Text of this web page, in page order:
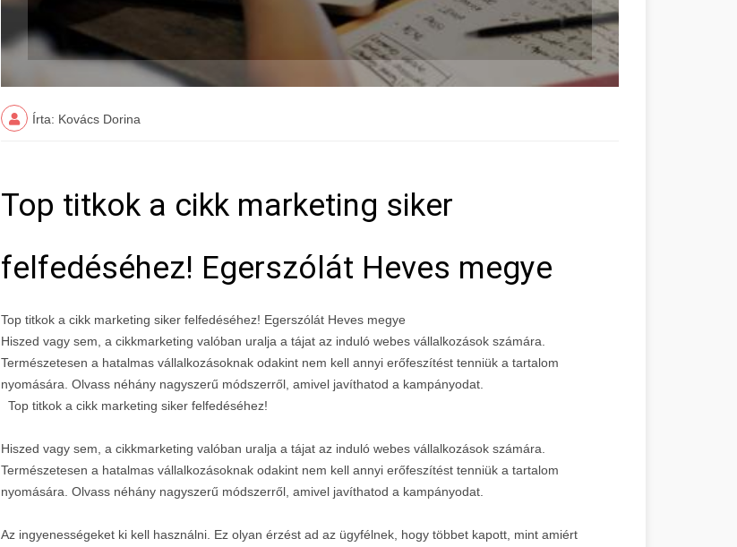
Írta: Kovács Dorina
Top titkok a cikk marketing siker
felfedéséhez! Egerszólát Heves megye
Top titkok a cikk marketing siker felfedéséhez! Egerszólát Heves megye
Hiszed vagy sem, a cikkmarketing valóban uralja a tájat az induló webes vállalkozások számára.
Természetesen a hatalmas vállalkozásoknak odakint nem kell annyi erőfeszítést tenniük a tartalom
nyomására. Olvass néhány nagyszerű módszerről, amivel javíthatod a kampányodat.
Top titkok a cikk marketing siker felfedéséhez!
Hiszed vagy sem, a cikkmarketing valóban uralja a tájat az induló webes vállalkozások számára.
Természetesen a hatalmas vállalkozásoknak odakint nem kell annyi erőfeszítést tenniük a tartalom
nyomására. Olvass néhány nagyszerű módszerről, amivel javíthatod a kampányodat.
Az ingyenességeket ki kell használni. Ez olyan érzést ad az ügyfélnek, hogy többet kapott, mint amiért